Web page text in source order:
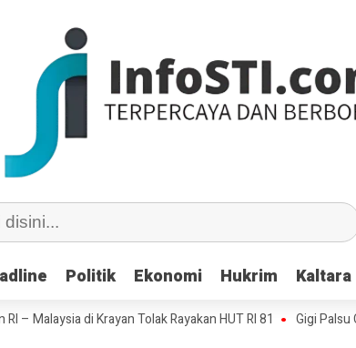
Politik Ekonomi Hukrim Kaltara
Politik Ekonomi Hukrim Kaltara
di Krayan Tolak Rayakan HUT RI 81 Gigi Palsu Copot